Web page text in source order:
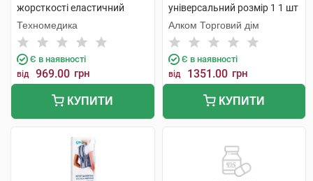
жорсткості еластичний
розмір XL/XXL 1 шт
Техномедика
Є в наявності
від 969.00 грн
КУПИТИ
універсальний розмір 1 1 шт
Алком Торговий дім
Є в наявності
від 1351.00 грн
КУПИТИ